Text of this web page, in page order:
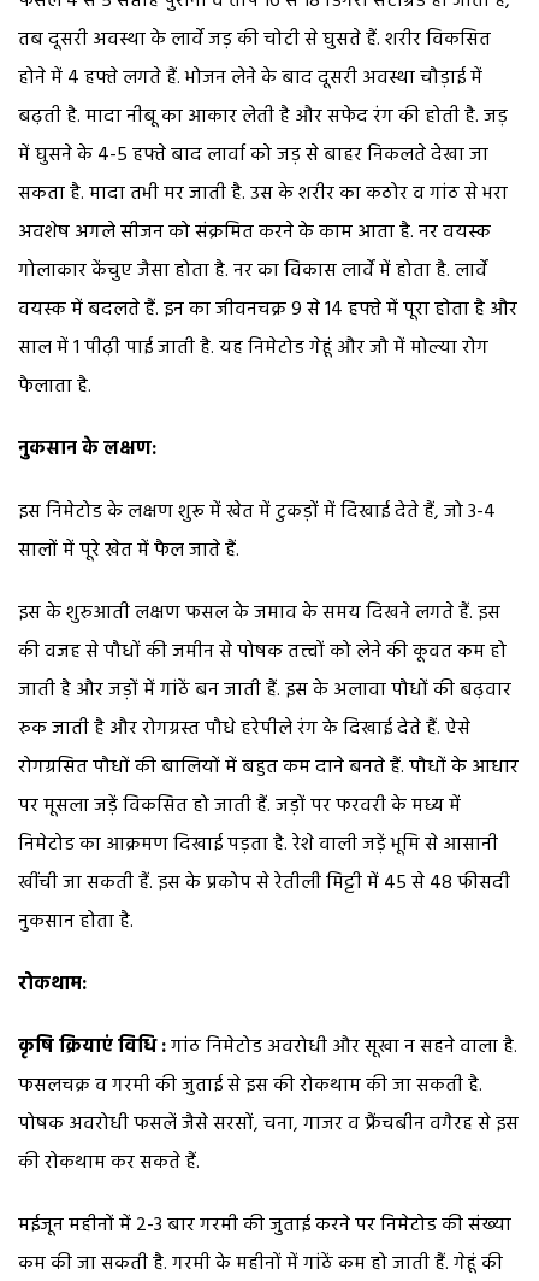
तब दूसरी अवस्था के लार्वे जड़ की चोटी से घुसते हैं. शरीर विकसित
होने में 4 हफ्ते लगते हैं. भोजन लेने के बाद दूसरी अवस्था चौड़ाई में
बढ़ती है. मादा नीबू का आकार लेती है और सफेद रंग की होती है. जड़
में घुसने के 4-5 हफ्ते बाद लार्वा को जड़ से बाहर निकलते देखा जा
सकता है. मादा तभी मर जाती है. उस के शरीर का कठोर व गांठ से भरा
अवशेष अगले सीजन को संक्रमित करने के काम आता है. नर वयस्क
गोलाकार केंचुए जैसा होता है. नर का विकास लार्वे में होता है. लार्वे
वयस्क में बदलते हैं. इन का जीवनचक्र 9 से 14 हफ्ते में पूरा होता है और
साल में 1 पीढ़ी पाई जाती है. यह निमेटोड गेहूं और जौ में मोल्या रोग
फैलाता है.
नुकसान के लक्षण:
इस निमेटोड के लक्षण शुरू में खेत में टुकड़ों में दिखाई देते हैं, जो 3-4
सालों में पूरे खेत में फैल जाते हैं.
इस के शुरुआती लक्षण फसल के जमाव के समय दिखने लगते हैं. इस
की वजह से पौधों की जमीन से पोषक तत्त्वों को लेने की कूवत कम हो
जाती है और जड़ों में गांठें बन जाती हैं. इस के अलावा पौधों की बढ़वार
रुक जाती है और रोगग्रस्त पौधे हरेपीले रंग के दिखाई देते हैं. ऐसे
रोगग्रसित पौधों की बालियों में बहुत कम दाने बनते हैं. पौधों के आधार
पर मूसला जड़ें विकसित हो जाती हैं. जड़ों पर फरवरी के मध्य में
निमेटोड का आक्रमण दिखाई पड़ता है. रेशे वाली जड़ें भूमि से आसानी
खींची जा सकती हैं. इस के प्रकोप से रेतीली मिट्टी में 45 से 48 फीसदी
नुकसान होता है.
रोकथाम:
कृषि क्रियाएं विधि :गांठ निमेटोड अवरोधी और सूखा न सहने वाला है.
फसलचक्र व गरमी की जुताई से इस की रोकथाम की जा सकती है.
पोषक अवरोधी फसलें जैसे सरसों, चना, गाजर व फ्रैंचबीन वगैरह से इस
की रोकथाम कर सकते हैं.
मईजून महीनों में 2-3 बार गरमी की जुताई करने पर निमेटोड की संख्या
कम की जा सकती है. गरमी के महीनों में गांठें कम हो जाती हैं. गेहूं की